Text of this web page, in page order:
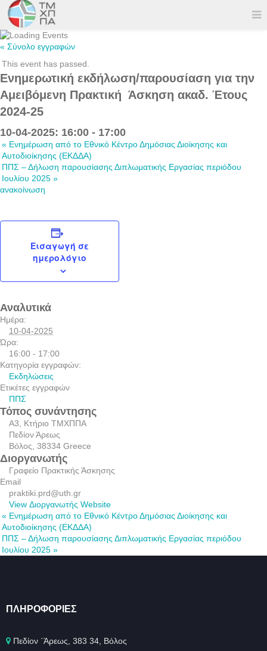
« Σύνολο εγγραφών
This event has passed.
Ενημερωτική εκδήλωση/παρουσίαση για την
Αμειβόμενη Πρακτική Άσκηση ακαδ. Έτους
2024-25
10-04-2025: 16:00 - 17:00
« Ενημέρωση από το Εθνικό Κέντρο Δημόσιας Διοίκησης και
Αυτοδιοίκησης (ΕΚΔΔΑ)
ΠΠΣ – Δήλωση παρουσίασης Διπλωματικής Εργασίας περιόδου
Ιουλίου 2025 »
ανακοίνωση
Εισαγωγή σε
ημερολόγιο
Αναλυτικά
Ημέρα:
10-04-2025
Ώρα:
16:00 - 17:00
Κατηγορία εγγραφών:
Εκδηλώσεις
Ετικέτες εγγραφών
ΠΠΣ
Τόπος συνάντησης
Α3, Κτήριο ΤΜΧΠΠΑ
Πεδίον Άρεως
Βόλος 38334 Greece
Διοργανωτής
Γραφείο Πρακτικής Άσκησης
Email
praktiki.prd@uth.gr
View Διοργανωτής Website
« Ενημέρωση από το Εθνικό Κέντρο Δημόσιας Διοίκησης και
Αυτοδιοίκησης (ΕΚΔΔΑ)
ΠΠΣ – Δήλωση παρουσίασης Διπλωματικής Εργασίας περιόδου
Ιουλίου 2025 »
ΠΛΗΡΟΦΟΡΊΕΣ
Πεδίον ΄Άρεως, 383 34, Βόλος